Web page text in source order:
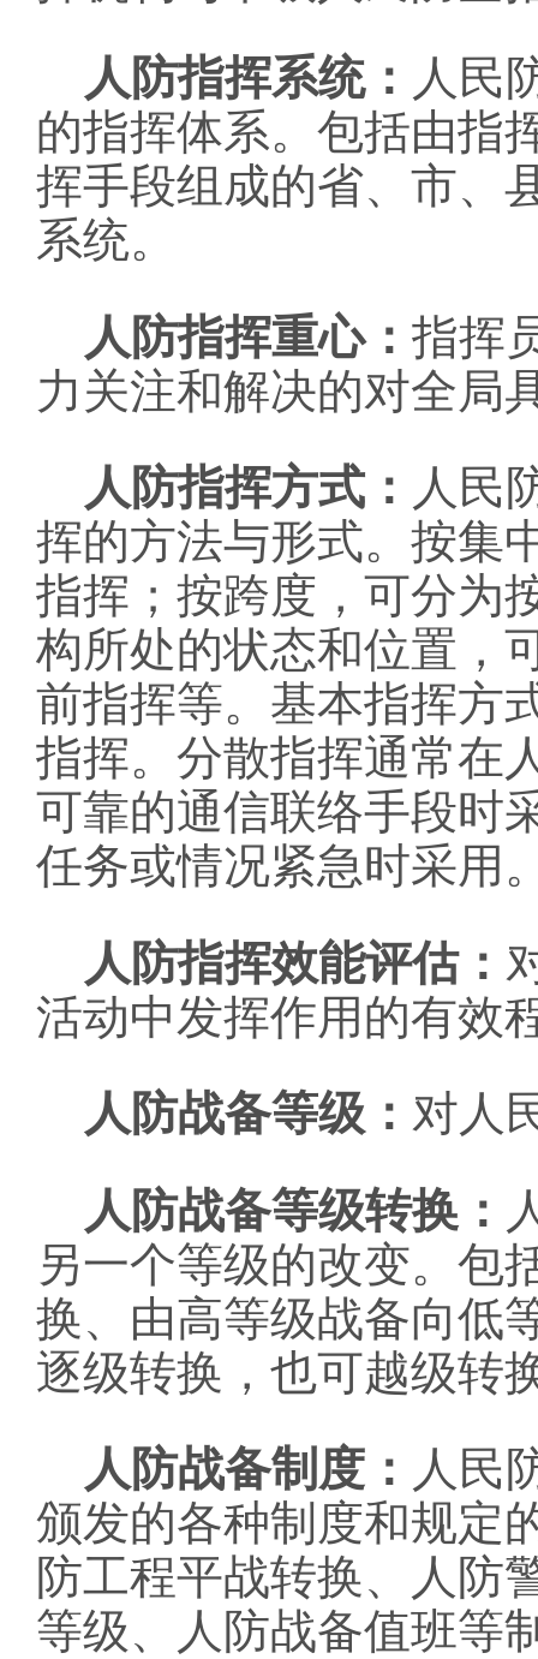
人防指挥系统： 人民
的指挥体系。包括由指
挥手段组成的省、市、
系统。
人防指挥重心： 指挥
力关注和解决的对全局
人防指挥方式： 人民
挥的方法与形式。按集
指挥；按跨度，可分为
构所处的状态和位置，
前指挥等。基本指挥方
指挥。分散指挥通常在
可靠的通信联络手段时
任务或情况紧急时采用
人防指挥效能评估：
活动中发挥作用的有效
人防战备等级： 对人
人防战备等级转换：
另一个等级的改变。包
换、由高等级战备向低
逐级转换，也可越级转
人防战备制度： 人民
颁发的各种制度和规定
防工程平战转换、人防
等级、人防战备值班等